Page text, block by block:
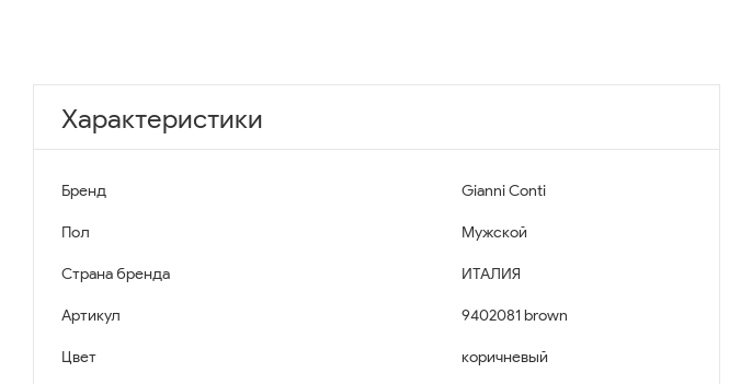
Характеристики
Бренд Gianni Conti
Пол Мужской
Страна бренда ИТАЛИЯ
Артикул 9402081 brown
Цвет коричневый